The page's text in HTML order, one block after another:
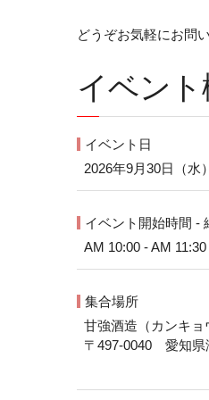
どうぞお気軽にお問
イベン
イベント日
2026年9月30日（水）
イベント開始時間 -
AM 10:00 - AM
集合場所
甘強酒造（カンキョ
〒497-0040 愛知県